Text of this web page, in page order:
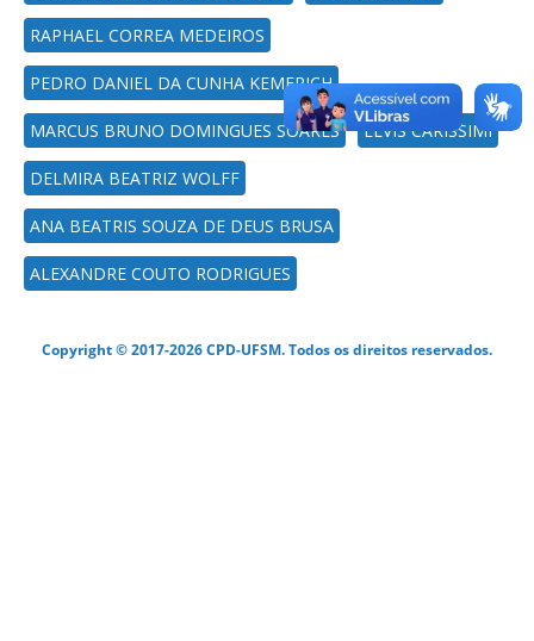
RAPHAEL CORREA MEDEIROS
PEDRO DANIEL DA CUNHA KEMERICH
MARCUS BRUNO DOMINGUES SOARES ELVIS CARISSIMI
DELMIRA BEATRIZ WOLFF
ANA BEATRIS SOUZA DE DEUS BRUSA
ALEXANDRE COUTO RODRIGUES
Copyright © 2017-2026 CPD-UFSM. Todos os direitos reservados.